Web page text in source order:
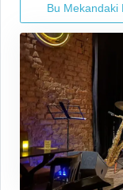
Bu Mekandaki